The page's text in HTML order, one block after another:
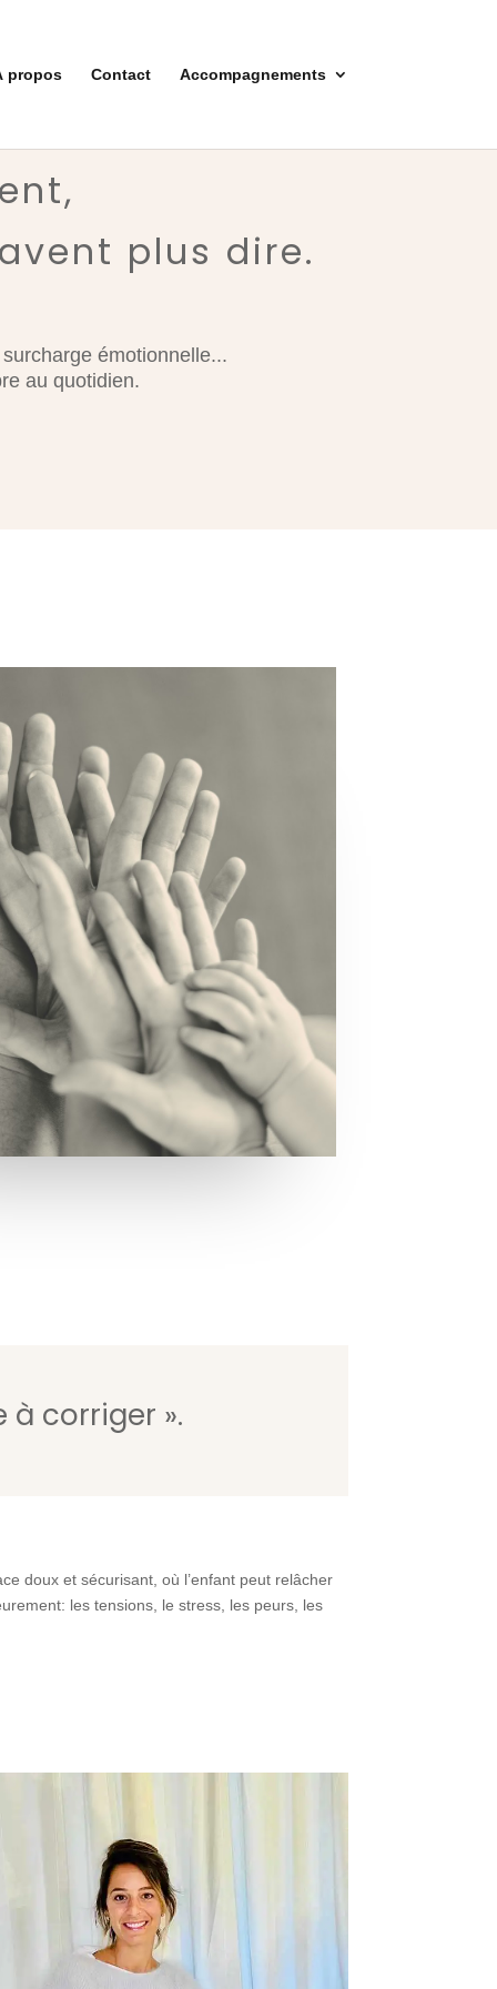
propos Contact Accompagnements
plus dire.
émotionnelle...
au quotidien.
à corriger ».
doux et sécurisant, où l’enfant peut relâcher
les tensions, le stress, les peurs, les